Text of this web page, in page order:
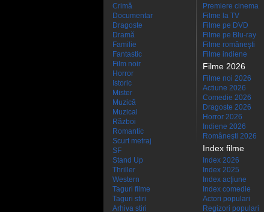
Crimă
Documentar
Dragoste
Dramă
Familie
Fantastic
Film noir
Horror
Istoric
Mister
Muzică
Muzical
Război
Romantic
Scurt metraj
SF
Stand Up
Thriller
Western
Taguri filme
Taguri stiri
Arhiva stiri
Premiere cinema
Filme la TV
Filme pe DVD
Filme pe Blu-ray
Filme româneşti
Filme indiene
Filme 2026
Filme noi 2026
Actiune 2026
Comedie 2026
Dragoste 2026
Horror 2026
Indiene 2026
Româneşti 2026
Index filme
Index 2026
Index 2025
Index acţiune
Index comedie
Actori populari
Regizori populari